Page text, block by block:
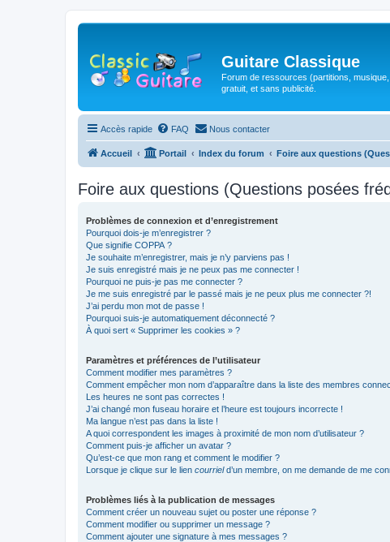
Guitare Classique
Forum de ressources (partitions,
gratuit, et sans publicité.
Accès rapide FAQ Nous contacter
Accueil Portail Index du forum Foire aux questions
Foire aux questions (Questions posées
Problèmes de connexion et d’enregistrement
Pourquoi dois-je m’enregistrer ?
Que signifie COPPA ?
Je souhaite m’enregistrer, mais je n’y parviens pas !
Je suis enregistré mais je ne peux pas me connecter !
Pourquoi ne puis-je pas me connecter ?
Je me suis enregistré par le passé mais je ne peux plus me connecter ?!
J’ai perdu mon mot de passe !
Pourquoi suis-je automatiquement déconnecté ?
À quoi sert « Supprimer les cookies » ?
Paramètres et préférences de l’utilisateur
Comment modifier mes paramètres ?
Comment empêcher mon nom d’apparaître dans la liste des membres
Les heures ne sont pas correctes !
J’ai changé mon fuseau horaire et l’heure est toujours incorrecte !
Ma langue n’est pas dans la liste !
A quoi correspondent les images à proximité de mon nom d’utilisateur ?
Comment puis-je afficher un avatar ?
Qu’est-ce que mon rang et comment le modifier ?
Lorsque je clique sur le lien courrield’un membre, on me demande de me
Problèmes liés à la publication de messages
Comment créer un nouveau sujet ou poster une réponse ?
Comment modifier ou supprimer un message ?
Comment ajouter une signature à mes messages ?